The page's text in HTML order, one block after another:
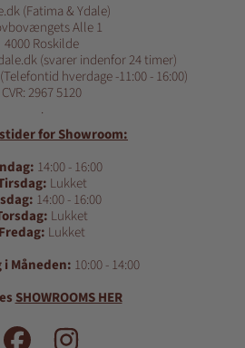
(Fatima & Ydale)
Alle 1
4000 Roskilde
(svarer indenfor 24 timer)
hverdage -11:00 - 16:00)
CVR: 2967 5120
.
for Showroom:
14:00 - 16:00
Lukket
14:00 - 16:00
Lukket
Fredag: Lukket
i Måneden: 10:00 - 14:00
SHOWROOMS HER
FACEBOOK